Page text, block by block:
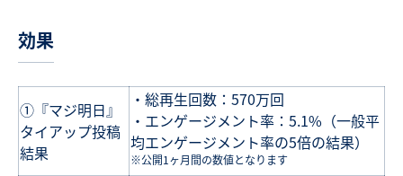
効果
①『マジ明日』
タイアップ投稿
結果
・総再生回数：570万回
・エンゲージメント率：5.1%（一般平
均エンゲージメント率の5倍の結果）
※公開1ヶ月間の数値となります